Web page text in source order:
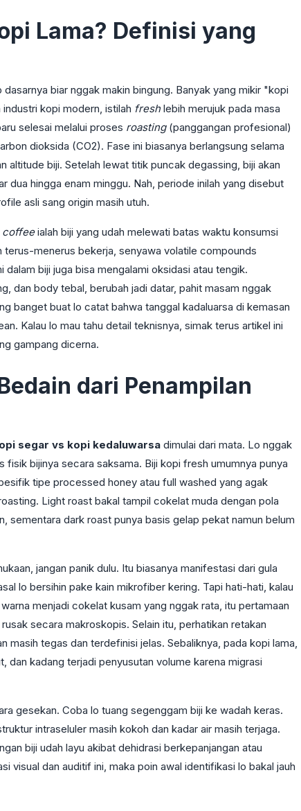
Lama? Definisi yang
biar nggak makin bingung. Banyak yang mikir "kopi
kopi modern, istilah freshlebih merujuk pada masa
selesai melalui proses roasting(panggangan profesional)
dioksida (CO2). Fase ini biasanya berlangsung selama
altitude biji. Setelah lewat titik puncak degassing, biji akan
dua hingga enam minggu. Nah, periode inilah yang disebut
asli sang origin masih utuh.
coffeeialah biji yang udah melewati batas waktu konsumsi
terus-menerus bekerja, senyawa volatile compounds
biji juga bisa mengalami oksidasi atau tengik.
dan body tebal, berubah jadi datar, pahit masam nggak
banget buat lo catat bahwa tanggal kadaluarsa di kemasan
Kalau lo mau tahu detail teknisnya, simak terus artikel ini
gampang dicerna.
dari Penampilan
segar vs kopi kedaluwarsa dimulai dari mata. Lo nggak
bijinya secara saksama. Biji kopi fresh umumnya punya
tipe processed honey atau full washed yang agak
Light roast bakal tampil cokelat muda dengan pola
sementara dark roast punya basis gelap pekat namun belum
jangan panik dulu. Itu biasanya manifestasi dari gula
lo bersihin pake kain mikrofiber kering. Tapi hati-hati, kalau
menjadi cokelat kusam yang nggak rata, itu pertamaan
secara makroskopis. Selain itu, perhatikan retakan
masih tegas dan terdefinisi jelas. Sebaliknya, pada kopi lama,
dan kadang terjadi penyusutan volume karena migrasi
gesekan. Coba lo tuang segenggam biji ke wadah keras.
intraseluler masih kokoh dan kadar air masih terjaga.
biji udah layu akibat dehidrasi berkepanjangan atau
visual dan auditif ini, maka poin awal identifikasi lo bakal jauh